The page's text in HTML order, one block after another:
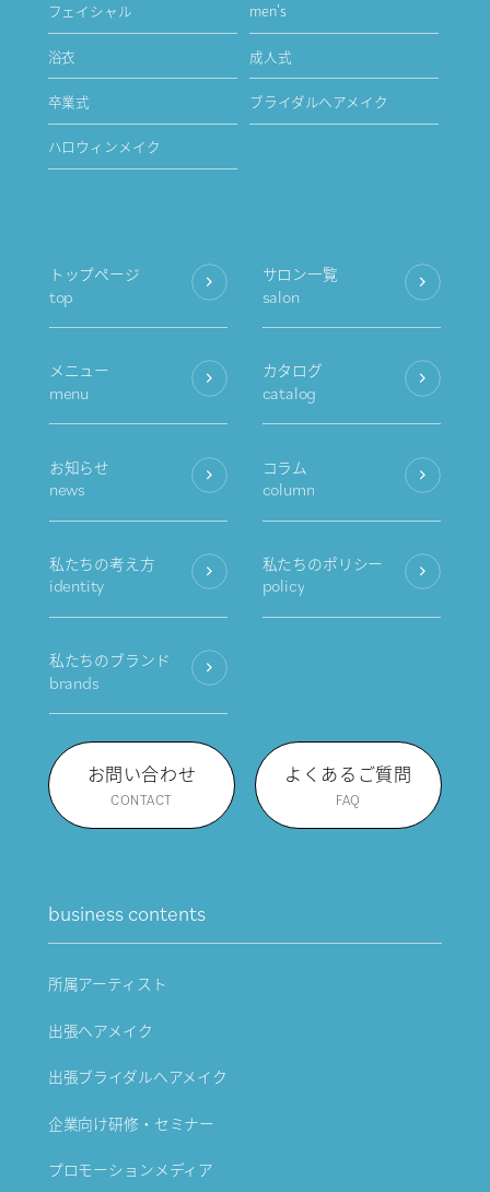
フェイシャル men's
浴衣 成人式
卒業式 ブライダルヘアメイク
ハロウィンメイク
トップページ
top
サロン一覧
salon
メニュー
menu
カタログ
catalog
お知らせ
news
コラム
column
私たちの考え方
identity
私たちのポリシー
policy
私たちのブランド
brands
お問い合わせ
CONTACT
よくあるご質問
FAQ
business contents
所属アーティスト
出張ヘアメイク
出張ブライダルヘアメイク
企業向け研修・セミナー
プロモーションメディア